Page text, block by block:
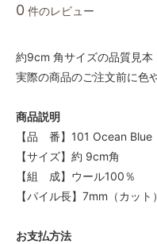
0 件のレビュー
約9cm 角サイズの品質見本
実際の商品のご注文前に色
商品説明
【品 番】101 Ocean Blue
【サイズ】約 9cm角
【組 成】ウール100％
【パイル長】7mm（カット）
お支払方法